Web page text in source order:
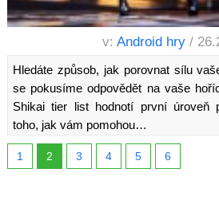
v: Android hry /
Hledáte způsob, jak porovnat sílu
se pokusíme odpovědět na vaše
Shikai tier list hodnotí první úroveň
toho, jak vám pomohou…
1 2 3 4 5 6